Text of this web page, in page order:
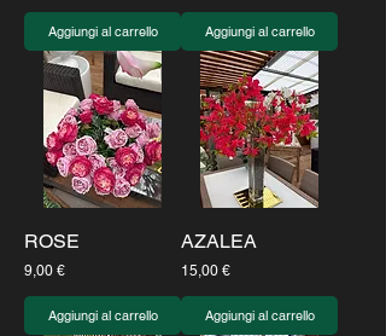
Aggiungi al carrello Aggiungi al carrello
ROSE
Prezzo
9,00 €
Aggiungi al carrello
AZALEA
Prezzo
15,00 €
Aggiungi al carrello